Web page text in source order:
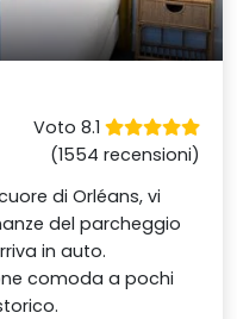
Voto 8.1
(1554 recensioni)
di Orléans, vi
del parcheggio
in auto.
comoda a pochi